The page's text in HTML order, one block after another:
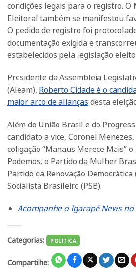
condições legais para o registro. O
Eleitoral também se manifestou
O pedido de registro foi
documentação exigida e
estabelecidos pela legislação
Presidente da Assembleia
(Aleam), Roberto Cidade é o
maior arco de alianças desta
Além do União Brasil e do
candidato a vice, Coronel
coligação “Manaus Merece Mais”
Podemos, o Partido da Mulher
Partido da Renovação Democrática
Socialista Brasileiro (PSB).
Acompanhe o Igarapé News
Categorias: POLÍTICA
Compartilhe: